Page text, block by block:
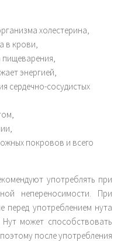
холестерина,
в крови,
пищеварения,
энергией,
сердечно-сосудистых
покровов и всего
употреблять при
непереносимости. При
перед употреблением нута
может способствовать
после употребления